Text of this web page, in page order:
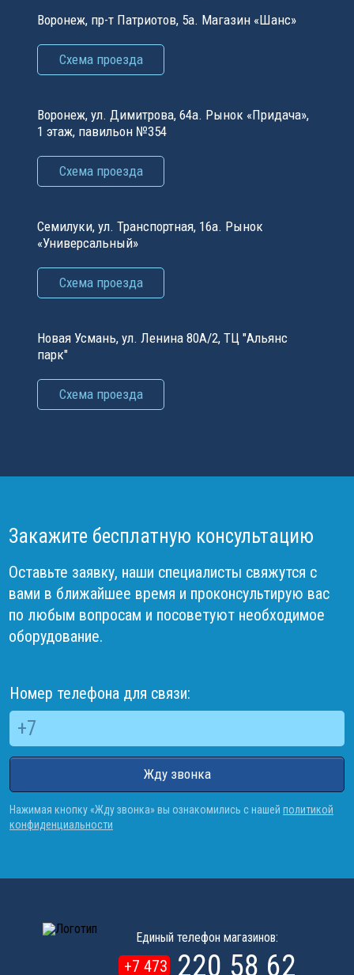
Воронеж, пр-т Патриотов, 5а. Магазин «Шанс»
Схема проезда
Воронеж, ул. Димитрова, 64а. Рынок «Придача»,
1 этаж, павильон №354
Схема проезда
Семилуки, ул. Транспортная, 16а. Рынок
«Универсальный»
Схема проезда
Новая Усмань, ул. Ленина 80А/2, ТЦ "Альянс
парк"
Схема проезда
Закажите бесплатную консультацию
Оставьте заявку, наши специалисты свяжутся с
вами в ближайшее время и проконсультирую вас
по любым вопросам и посоветуют необходимое
оборудование.
Номер телефона для связи:
Жду звонка
Нажимая кнопку «Жду звонка» вы ознакомились с нашей политикой
конфиденциальности
Единый телефон магазинов:
+7 473 220 58 62